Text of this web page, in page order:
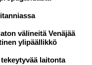
välineitä Venäjää
ylipäällikkö
laitonta